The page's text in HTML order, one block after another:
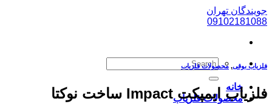
پرش
به
جویندگان تهران
09102181088
خانه
محصولات فلزیاب
فلزیاب بوقی, محصولات فلزیاب
فلزیاب ایمپکت Impact ساخت نوکتا